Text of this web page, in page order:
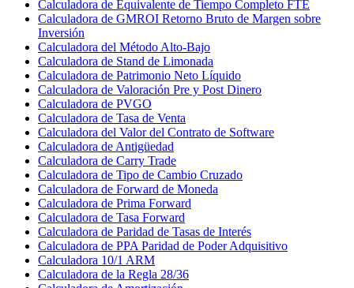
Calculadora de Equivalente de Tiempo Completo FTE
Calculadora de GMROI Retorno Bruto de Margen sobre
Inversión
Calculadora del Método Alto-Bajo
Calculadora de Stand de Limonada
Calculadora de Patrimonio Neto Líquido
Calculadora de Valoración Pre y Post Dinero
Calculadora de PVGO
Calculadora de Tasa de Venta
Calculadora del Valor del Contrato de Software
Calculadora de Antigüedad
Calculadora de Carry Trade
Calculadora de Tipo de Cambio Cruzado
Calculadora de Forward de Moneda
Calculadora de Prima Forward
Calculadora de Tasa Forward
Calculadora de Paridad de Tasas de Interés
Calculadora de PPA Paridad de Poder Adquisitivo
Calculadora 10/1 ARM
Calculadora de la Regla 28/36